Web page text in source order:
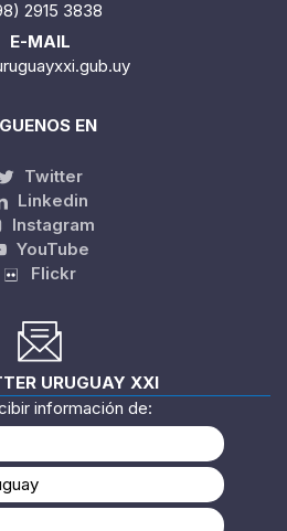
2915 3838
E-MAIL
EN
Twitter
Linkedin
Instagram
YouTube
Flickr
URUGUAY XXI
información de: